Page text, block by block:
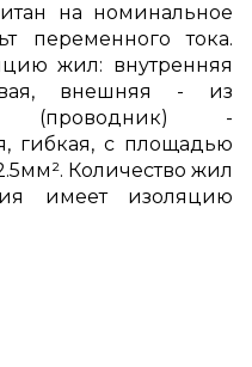
на номинальное
переменного тока.
жил: внутренняя
внешняя - из
(проводник) -
гибкая, с площадью
Количество жил
имеет изоляцию